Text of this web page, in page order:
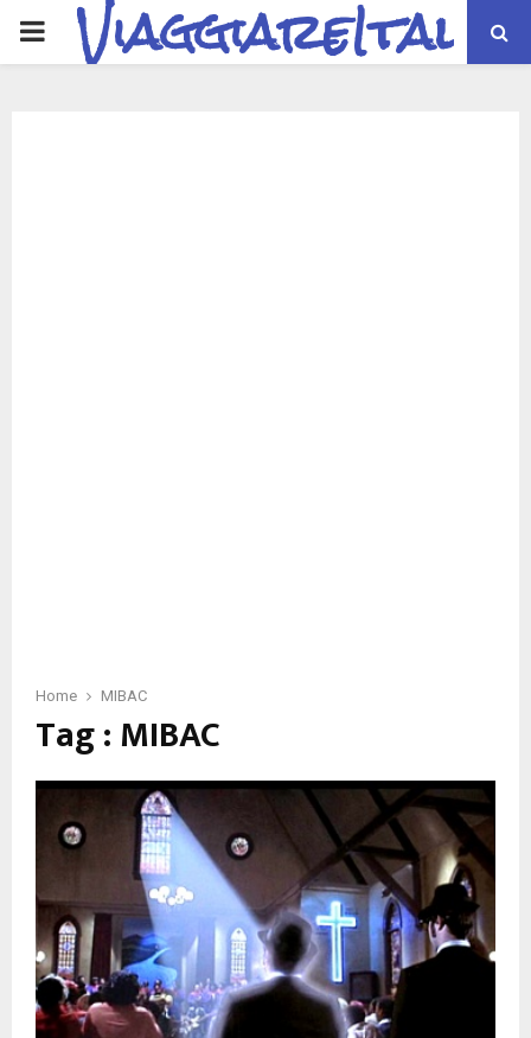
PRIMARYViaggiareItalia
Home MIBAC
Tag : MIBAC